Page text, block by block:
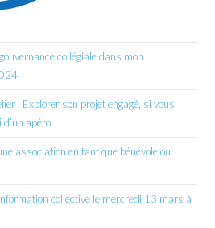
collégiale dans mon
: Explorer son projet engagé, si vous
apéro
association en tant que bénévole ou
collective le mercredi 13 mars à